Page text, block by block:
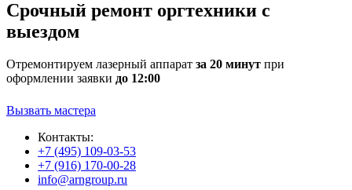
Срочный ремонт оргтехники с
выездом
Отремонтируем лазерный аппарат за 20 минут при
оформлении заявки до 12:00
Вызвать мастера
Контакты:
+7 (495) 109-03-53
+7 (916) 170-00-28
info@arngroup.ru